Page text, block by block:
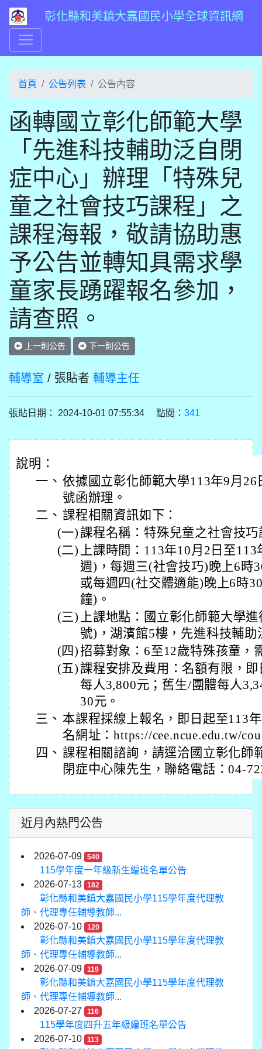
彰化縣和美鎮大嘉國民小學全球資訊網
首頁 公告列表 公告內容
函轉國立彰化師範大學
「先進科技輔助泛自閉
症中心」辦理「特殊兒
童之社會技巧課程」之
課程海報，敬請協助惠
予公告並轉知具需求學
童家長踴躍報名參加，
請查照。
上一則公告 下一則公告
輔導室 / 張貼者 輔導主任
張貼日期： 2024-10-01 07:55:34 點閱： 341
說明：
一、 依據國立彰化師範大學113年9月26
號函辦理。
二、 課程相關資訊如下：
(一)課程名稱：特殊兒童之社會技巧
(二) 上課時間：113年10月2日至
週)，每週三(社會技巧)晚上6時
或每週四(社交體適能)晚上6時
鐘)。
(三) 上課地點：國立彰化師範大學
號)，湖濱館5樓，先進科技輔助
(四)招募對象：6至12歲特殊孩童，
(五)課程安排及費用：名額有限，
每人3,800元；舊生/團體每人
30元。
三、 本課程採線上報名，即日起至113
名網址：https://cee.ncue.edu.tw/
四、 課程相關諮詢，請逕洽國立彰化師
閉症中心陳先生，聯絡電話：04-
近月內熱門公告
2026-07-09 540
115學年度一年級新生編班名單公告
2026-07-13
182
彰化縣和美鎮大嘉國民小學115學年度代理教
師、代理專任輔導教師...
2026-07-10
120
彰化縣和美鎮大嘉國民小學115學年度代理教
師、代理專任輔導教師...
2026-07-09
119
彰化縣和美鎮大嘉國民小學115學年度代理教
師、代理專任輔導教師...
2026-07-27
116
115學年度四升五年級編班名單公告
2026-07-10
113